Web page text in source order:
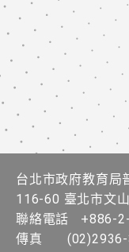
台北市政府教育局
116-60 臺北市文
聯絡電話
+886-
傳真